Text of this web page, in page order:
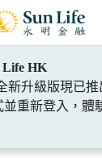
Life HK
新升級版現已推
重新登入，體